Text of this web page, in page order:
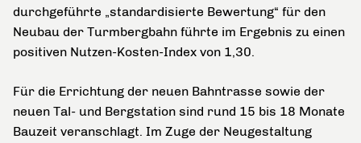
durchgeführte „standardisierte Bewertung“ für den
Neubau der Turmbergbahn führte im Ergebnis zu einen
positiven Nutzen-Kosten-Index von 1,30.
Für die Errichtung der neuen Bahntrasse sowie der
neuen Tal- und Bergstation sind rund 15 bis 18 Monate
Bauzeit veranschlagt. Im Zuge der Neugestaltung